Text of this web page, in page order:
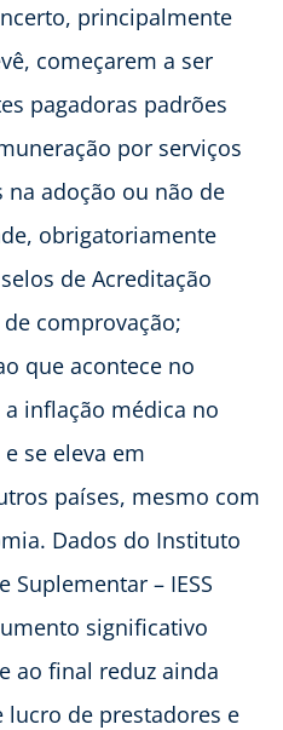
principalmente
começarem a ser
pagadoras padrões
por serviços
na adoção ou não de
obrigatoriamente
de Acreditação
comprovação;
que acontece no
inflação médica no
se eleva em
países, mesmo com
Dados do Instituto
Suplementar – IESS
significativo
ao final reduz ainda
lucro de prestadores e